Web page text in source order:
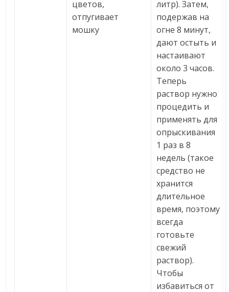
цветов,
отпугивает
мошку
литр). Затем,
подержав на
огне 8 минут,
дают остыть и
настаивают
около 3 часов.
Теперь
раствор нужно
процедить и
применять для
опрыскивания
1 раз в 8
недель (такое
средство не
хранится
длительное
время, поэтому
всегда
готовьте
свежий
раствор).
Чтобы
избавиться от